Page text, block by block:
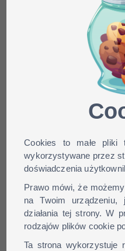
Cookies to małe pliki
wykorzystywane przez
doświadczenia
Prawo mówi, że
na Twoim
działania tej strony. W
rodzajów plików cookie
Ta strona wykorzystuje
Minecraft
dla wersji: